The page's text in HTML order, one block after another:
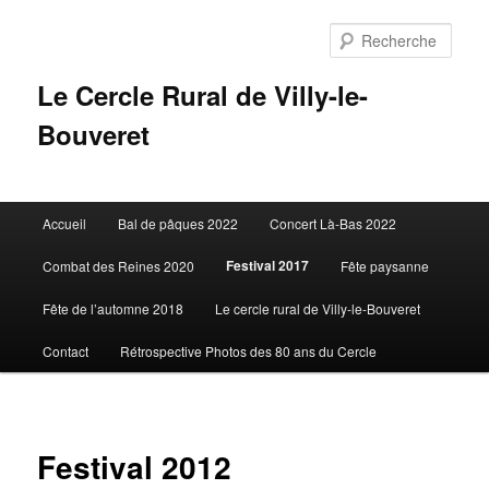
Le Cercle Rural de Villy-le-
Bouveret
principal
Accueil Bal de pâques 2022 Concert Là-Bas 2022
Combat des Reines 2020 Festival 2017 Fête paysanne
Fête de l’automne 2018 Le cercle rural de Villy-le-Bouveret
Contact Rétrospective Photos des 80 ans du Cercle
Festival 2012